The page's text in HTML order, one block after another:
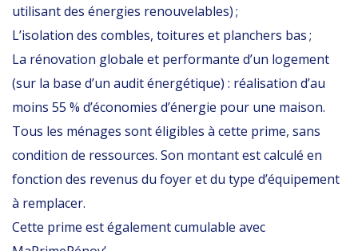
utilisant des énergies renouvelables) ;
L’isolation des combles, toitures et planchers bas ;
La rénovation globale et performante d’un logement
(sur la base d’un audit énergétique) : réalisation d’au
moins 55 % d’économies d’énergie pour une maison.
Tous les ménages sont éligibles à cette prime, sans
condition de ressources. Son montant est calculé en
fonction des revenus du foyer et du type d’équipement
à remplacer.
Cette prime est également cumulable avec